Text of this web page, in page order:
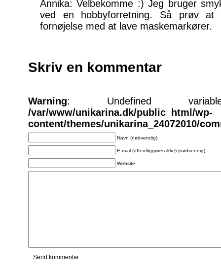
Annika: Velbekomme :) Jeg bruger
ved en hobbyforretning. Så prøv at
fornøjelse med at lave maskemarkører.
Skriv en kommentar
Warning: Undefined
/var/www/unikarina.dk/public_html/wp-
content/themes/unikarina_24072010/
Navn (nødvendig)
E-mail (offentliggøres ikke) (nødvendig)
Website